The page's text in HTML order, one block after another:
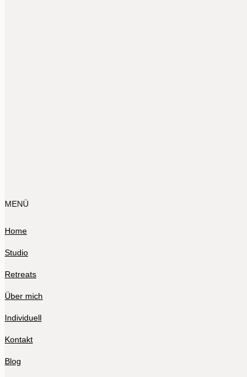
MENÜ
Home
Studio
Retreats
Über mich
Individuell
Kontakt
Blog